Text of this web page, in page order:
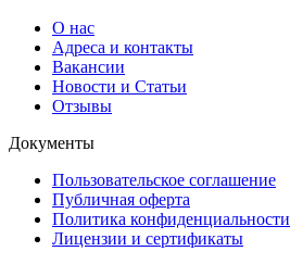
О нас
Адреса и контакты
Вакансии
Новости и Статьи
Отзывы
Документы
Пользовательское соглашение
Публичная оферта
Политика конфиденциальности
Лицензии и сертификаты